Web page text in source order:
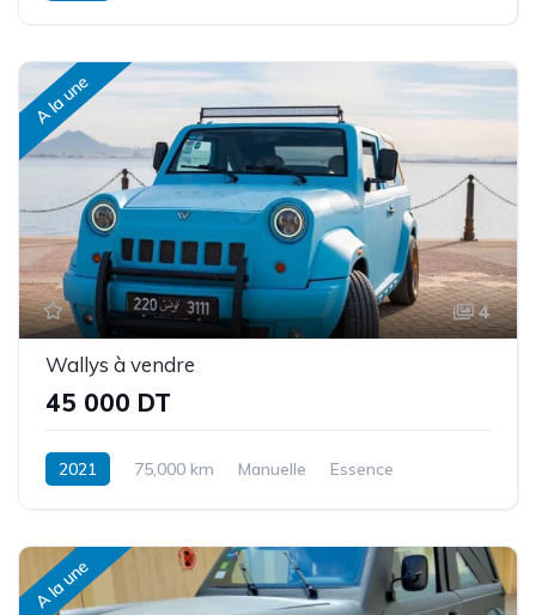
A la une
4
Wallys à vendre
45 000 DT
2021 75,000 km Manuelle
Essence
A la une